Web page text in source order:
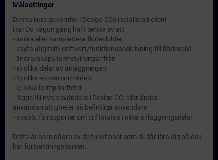
Målsettinger
Denna kurs genomför i Desigo CCs installerad client
Har Du någon gång haft behov av att
- ändra eller komplettera flödesbilder
- knyta (digitalt) driftkort/funktionsbeskrivning till flödesbild
- ändra/skapa larmstyrningar från
- a) olika delar av anläggningen
- b) olika ansvarsområden
- c) olika larmprioriteter
- lägga till nya användare i Desigo CC, eller ändra
användarrättigheter på befintliga användare
- snabbt få rapporter om driftstatus i olika anläggningsdelar
Detta är bara några av de funktioner som du får lära dig på den
här fortsättningskursen.